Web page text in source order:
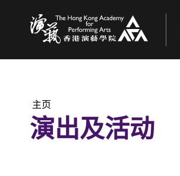
主页
演出及活动